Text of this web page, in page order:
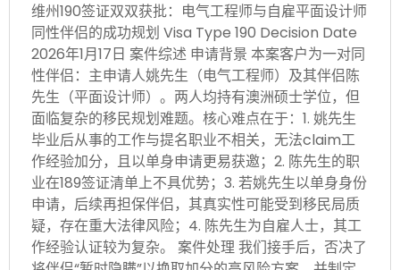
维州190签证双双获批：电气工程师与自雇平面设计师
同性伴侣的成功规划 Visa Type 190 Decision Date
2026年1月17日 案件综述 申请背景 本案客户为一对同
性伴侣：主申请人姚先生（电气工程师）及其伴侣陈
先生（平面设计师）。两人均持有澳洲硕士学位，但
面临复杂的移民规划难题。核心难点在于：1. 姚先生
毕业后从事的工作与提名职业不相关，无法claim工
作经验加分，且以单身申请更易获邀；2. 陈先生的职
业在189签证清单上不具优势；3. 若姚先生以单身身份
申请，后续再担保伴侣，其真实性可能受到移民局质
疑，存在重大法律风险；4. 陈先生为自雇人士，其工
作经验认证较为复杂。 案件处理 我们接手后，否决了